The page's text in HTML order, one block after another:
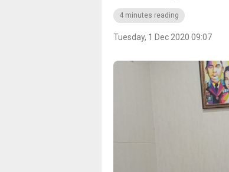
4 minutes reading
Tuesday, 1 Dec 2020 09:07